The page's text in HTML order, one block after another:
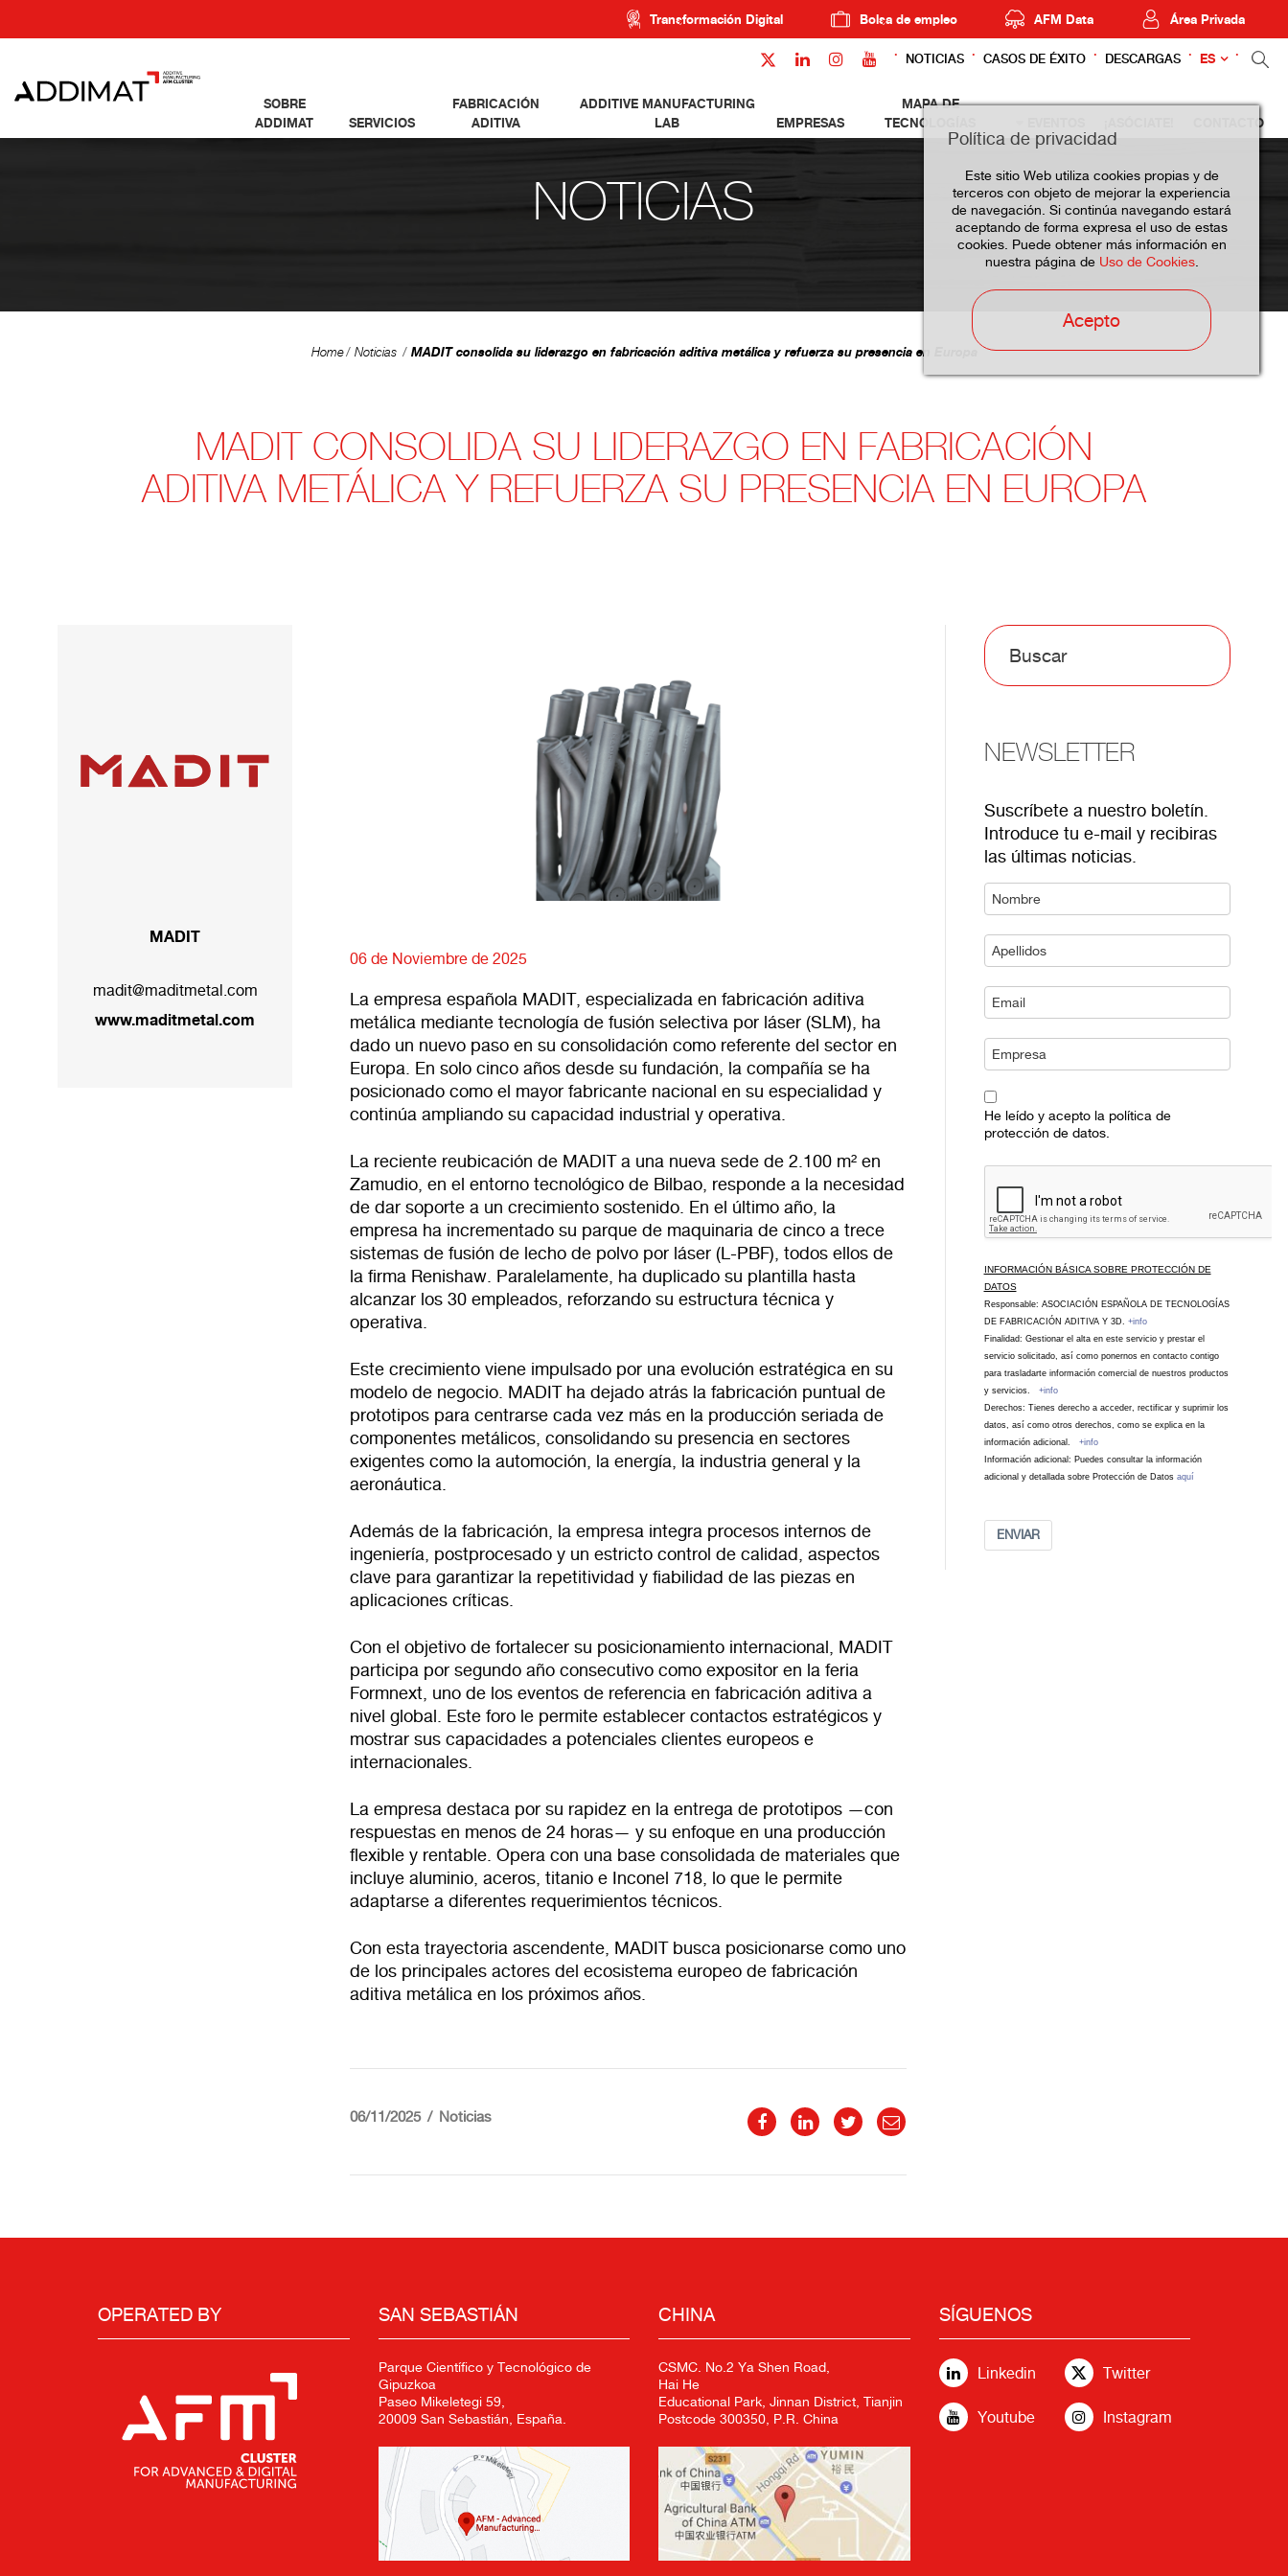
Transformación Digital Bolsa de empleo AFM Data Área Privada
NOTICIAS CASOS DE ÉXITO DESCARGAS ES
SOBRE
ADDIMAT
SERVICIOS
FABRICACIÓN
ADITIVA
ADDITIVE MANUFACTURING
LAB
EMPRESAS
MAPA DE
TECNOLOGÍAS
CONTACTO
Política de privacidad
Este sitio Web utiliza cookies propias y de
terceros con objeto de mejorar la experiencia
de navegación. Si continúa navegando estará
aceptando de forma expresa el uso de estas
cookies. Puede obtener más información en
nuestra página de Uso de Cookies.
Acepto
NOTICIAS
Home Noticias MADIT consolida su liderazgo en fabricación aditiva metálica y refuerza su presencia en Europa
MADIT CONSOLIDA SU LIDERAZGO EN FABRICACIÓN
ADITIVA METÁLICA Y REFUERZA SU PRESENCIA EN EUROPA
06 de Noviembre de 2025
La empresa española MADIT, especializada en fabricación aditiva
metálica mediante tecnología de fusión selectiva por láser (SLM), ha
dado un nuevo paso en su consolidación como referente del sector en
Europa. En solo cinco años desde su fundación, la compañía se ha
posicionado como el mayor fabricante nacional en su especialidad y
continúa ampliando su capacidad industrial y operativa.
La reciente reubicación de MADIT a una nueva sede de 2.100 m² en
Zamudio, en el entorno tecnológico de Bilbao, responde a la necesidad
de dar soporte a un crecimiento sostenido. En el último año, la
empresa ha incrementado su parque de maquinaria de cinco a trece
sistemas de fusión de lecho de polvo por láser (L-PBF), todos ellos de
la firma Renishaw. Paralelamente, ha duplicado su plantilla hasta
alcanzar los 30 empleados, reforzando su estructura técnica y
operativa.
Este crecimiento viene impulsado por una evolución estratégica en su
modelo de negocio. MADIT ha dejado atrás la fabricación puntual de
prototipos para centrarse cada vez más en la producción seriada de
componentes metálicos, consolidando su presencia en sectores
exigentes como la automoción, la energía, la industria general y la
aeronáutica.
Además de la fabricación, la empresa integra procesos internos de
ingeniería, postprocesado y un estricto control de calidad, aspectos
clave para garantizar la repetitividad y fiabilidad de las piezas en
aplicaciones críticas.
Con el objetivo de fortalecer su posicionamiento internacional, MADIT
participa por segundo año consecutivo como expositor en la feria
Formnext, uno de los eventos de referencia en fabricación aditiva a
nivel global. Este foro le permite establecer contactos estratégicos y
mostrar sus capacidades a potenciales clientes europeos e
internacionales.
La empresa destaca por su rapidez en la entrega de prototipos —con
respuestas en menos de 24 horas— y su enfoque en una producción
flexible y rentable. Opera con una base consolidada de materiales que
incluye aluminio, aceros, titanio e Inconel 718, lo que le permite
adaptarse a diferentes requerimientos técnicos.
Con esta trayectoria ascendente, MADIT busca posicionarse como uno
de los principales actores del ecosistema europeo de fabricación
aditiva metálica en los próximos años.
06/11/2025 Noticias
MADIT
madit@maditmetal.com
www.maditmetal.com
NEWSLETTER
Suscríbete a nuestro boletín.
Introduce tu e-mail y recibiras
las últimas noticias.
He leído y acepto la política de
protección de datos.
INFORMACIÓN BÁSICA SOBRE PROTECCIÓN DE
DATOS
Responsable: ASOCIACIÓN ESPAÑOLA DE TECNOLOGÍAS
DE FABRICACIÓN ADITIVA Y 3D. +info
Finalidad: Gestionar el alta en este servicio y prestar el
servicio solicitado, así como ponernos en contacto contigo
para trasladarte información comercial de nuestros productos
y servicios. +info
Derechos: Tienes derecho a acceder, rectificar y suprimir los
datos, así como otros derechos, como se explica en la
información adicional. +info
Información adicional: Puedes consultar la información
adicional y detallada sobre Protección de Datos aquí
ENVIAR
OPERATED BY SAN SEBASTIÁN
Parque Científico y Tecnológico de
Gipuzkoa
Paseo Mikeletegi 59,
20009 San Sebastián, España.
CHINA
CSMC. No.2 Ya Shen Road,
Hai He
Educational Park, Jinnan District, Tianjin
Postcode 300350, P.R. China
SÍGUENOS
Linkedin Twitter
Youtube Instagram